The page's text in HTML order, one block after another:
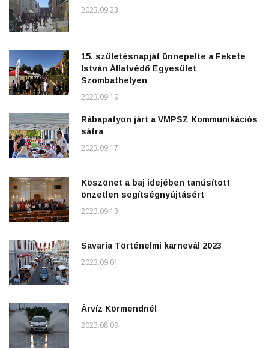
2023.09.23.
15. születésnapját ünnepelte a Fekete
István Állatvédő Egyesület
Szombathelyen
2023.09.19.
Rábapatyon járt a VMPSZ Kommunikációs
sátra
2023.09.17.
Köszönet a baj idejében tanúsított
önzetlen segítségnyújtásért
2023.09.13.
Savaria Történelmi karnevál 2023
2023.09.01.
Árvíz Körmendnél
2023.08.09.